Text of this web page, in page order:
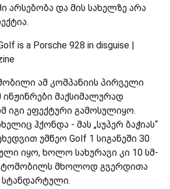
არსებობა და მის სახელზე არა
ამ კომპანიის პირველი
მაქსიმალურად
ეფექტური გამოსულიყო.
ჰქონდა - მას „სუპერ ბაჭიას“
უმწეო Golf 1 სიგანეში 30
იყო, ხოლო სახურავი კი 10 სმ-
მხოლოდ გვერდითა
სტანდარტული.